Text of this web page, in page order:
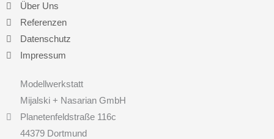
Über Uns
Referenzen
Datenschutz
Impressum
Modellwerkstatt
Mijalski + Nasarian GmbH
Planetenfeldstraße 116c
44379 Dortmund